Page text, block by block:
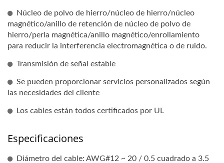
Núcleo de polvo de hierro/núcleo de hierro/núcleo
magnético/anillo de retención de núcleo de polvo de
hierro/perla magnética/anillo magnético/enrollamiento
para reducir la interferencia electromagnética o de ruido.
Transmisión de señal estable
Se pueden proporcionar servicios personalizados según
las necesidades del cliente
Los cables están todos certificados por UL
Especificaciones
Diámetro del cable: AWG#12 ~ 20 / 0.5 cuadrado a 3.5